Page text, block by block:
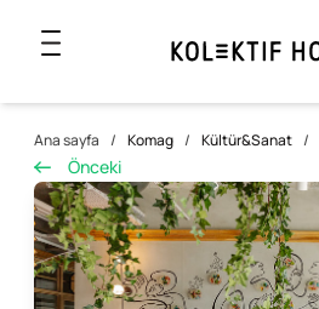
Ana sayfa / Komag / Kültür&Sanat /
Önceki